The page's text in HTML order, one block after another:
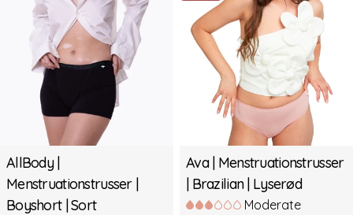
AllBody |
Menstruationstrusser |
Boyshort | Sort
Ava | Menstruationstrusser
| Brazilian | Lyserød
Moderate